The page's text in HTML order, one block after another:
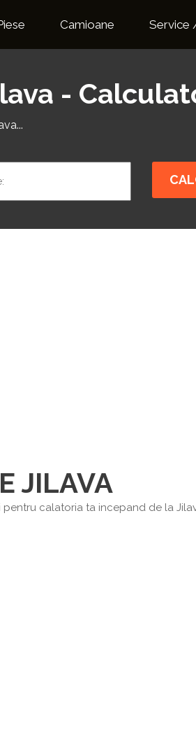
Camioane Service
-
JILAVA
calatoria ta incepand de la